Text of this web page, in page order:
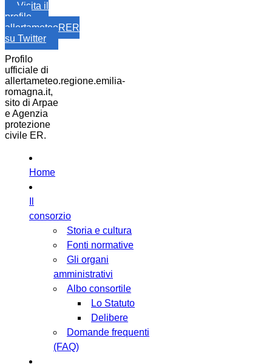
Visita il
profilo
allertameteoRER
su Twitter
Profilo
ufficiale di
allertameteo.regione.emilia-
romagna.it,
sito di Arpae
e Agenzia
protezione
civile ER.
Home
consorzio
Storia e cultura
Fonti normative
Gli organi
amministrativi
Albo consortile
Lo Statuto
Delibere
Domande frequenti
(FAQ)